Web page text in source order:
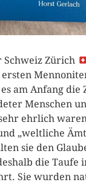
Schweiz Zürich
am Anfang die
Menschen
ehrlich
„weltliche
sie den
die Taufe
Sie wurden